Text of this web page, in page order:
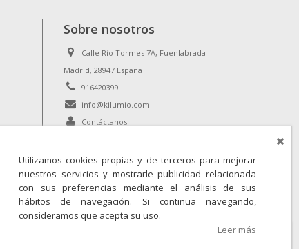
Sobre nosotros
Calle Río Tormes 7A, Fuenlabrada -
Madrid, 28947 España
916420399
info@kilumio.com
Contáctanos
Utilizamos cookies propias y de terceros para mejorar
nuestros servicios y mostrarle publicidad relacionada
con sus preferencias mediante el análisis de sus
hábitos de navegación. Si continua navegando,
consideramos que acepta su uso.
Leer más